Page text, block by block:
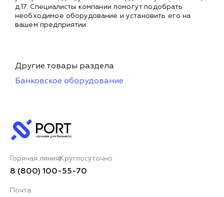
д.17. Специалисты компании помогут подобрать
необходимое оборудование и установить его на
вашем предприятии.
Другие товары раздела
Банковское оборудование
Горячая линия Круглосуточно
8 (800) 100-55-70
Почта